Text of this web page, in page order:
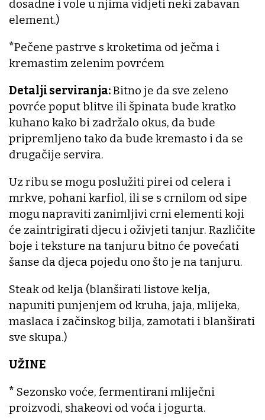
dosadne i vole u njima vidjeti neki zabavan
element.)
*Pečene pastrve s kroketima od ječma i
kremastim zelenim povrćem
Detalji serviranja:Bitno je da sve zeleno
povrće poput blitve ili špinata bude kratko
kuhano kako bi zadržalo okus, da bude
pripremljeno tako da bude kremasto i da se
drugačije servira.
Uz ribu se mogu poslužiti pirei od celera i
mrkve, pohani karfiol, ili se s crnilom od sipe
mogu napraviti zanimljivi crni elementi koji
će zaintrigirati djecu i oživjeti tanjur. Različite
boje i teksture na tanjuru bitno će povećati
šanse da djeca pojedu ono što je na tanjuru.
Steak od kelja (blanširati listove kelja,
napuniti punjenjem od kruha, jaja, mlijeka,
maslaca i začinskog bilja, zamotati i blanširati
sve skupa.)
UŽINE
* Sezonsko voće, fermentirani mliječni
proizvodi, shakeovi od voća i jogurta.